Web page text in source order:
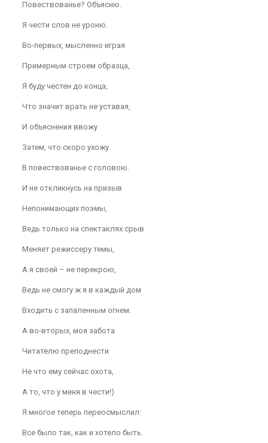
Повествованье? Объясню.
Я чести слов не уроню.
Во-первых, мысленно играя
Примерным строем образца,
Я буду честен до конца,
Что значит врать не уставая,
И объяснения ввожу
Затем, что скоро ухожу
В повествованье с головою.
И не откликнусь на призыв
Непонимающих поэмы,
Ведь только на спектаклях срыв
Меняет режиссеру темы,
А я своей – не перекрою,
Ведь не смогу ж я в каждый дом
Входить с запаленным огнем.
А во-вторых, моя забота
Читателю преподнести
Не что ему сейчас охота,
А то, что у меня в чести!)
Я многое теперь переосмыслил:
Все было так, как и хотело быть.